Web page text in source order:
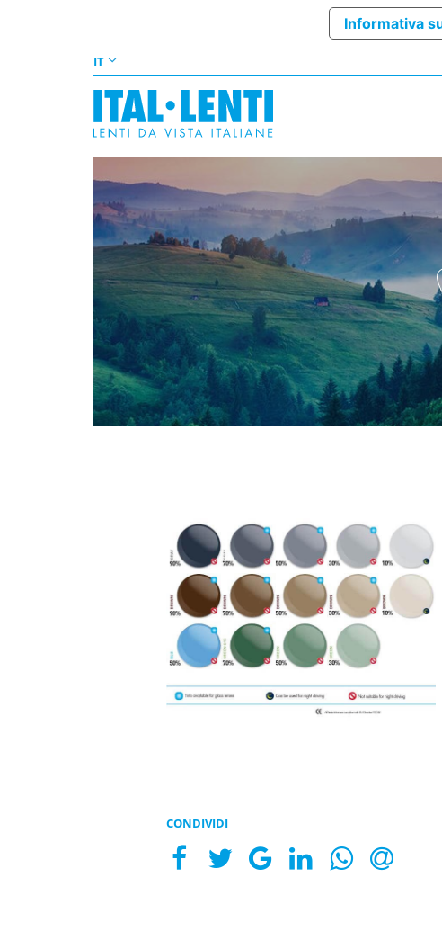
IT
CONDIVIDI
Informativa